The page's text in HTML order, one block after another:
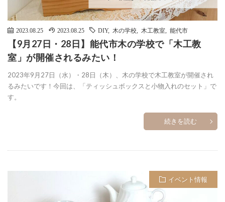
2023.08.25 2023.08.25 DIY, 木の学校 木工教室 能代市
【9月27日・28日】能代市木の学校で「木工教
室」が開催されるみたい！
2023年9月27日（水）・28日（木）、木の学校で木工教室が開催され
るみたいです！今回は、「ティッシュボックスと小物入れのセット」で
す。
続きを読む
イベント情報